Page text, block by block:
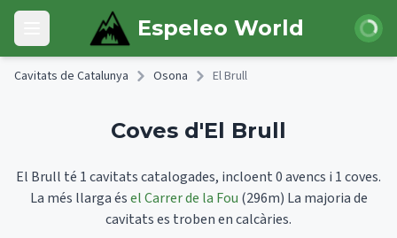
Skip to main content
Open main menu Espeleo World Iniciar
Cavitats de Catalunya Osona El Brull
Coves d'El Brull
El Brull té 1 cavitats catalogades, incloent 0 avencs i 1 coves.
La més llarga ésel Carrer de la Fou (296m) La majoria de
cavitats es troben en calcàries.